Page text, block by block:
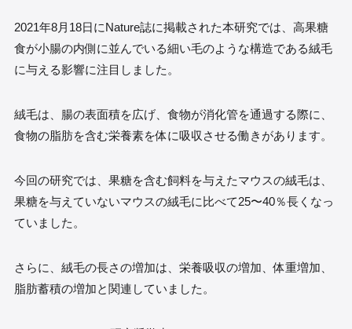
2021年8月18日にNature誌に掲載された本研究では、高果糖
食が小腸の内側に並んでいる細い毛のような構造である絨毛
に与える影響に注目しました。
絨毛は、腸の表面積を広げ、食物が消化管を通過する際に、
食物の脂肪を含む栄養素を体に吸収させる働きがあります。
今回の研究では、果糖を含む飼料を与えたマウスの絨毛は、
果糖を与えていないマウスの絨毛に比べて25〜40％長くなっ
ていました。
さらに、絨毛の長さの増加は、栄養吸収の増加、体重増加、
脂肪蓄積の増加と関連していました。